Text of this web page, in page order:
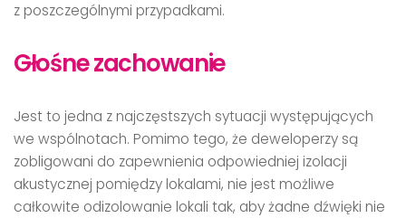
z poszczególnymi przypadkami.
Głośne zachowanie
Jest to jedna z najczęstszych sytuacji występujących
we wspólnotach. Pomimo tego, że deweloperzy są
zobligowani do zapewnienia odpowiedniej izolacji
akustycznej pomiędzy lokalami, nie jest możliwe
całkowite odizolowanie lokali tak, aby żadne dźwięki nie